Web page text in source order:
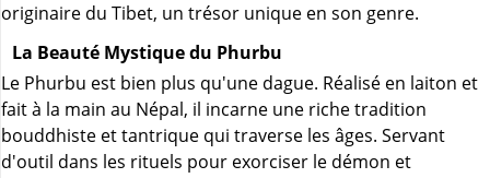
originaire du Tibet, un trésor unique en son genre.
La Beauté Mystique du Phurbu
Le Phurbu est bien plus qu'une dague. Réalisé en laiton et
fait à la main au Népal, il incarne une riche tradition
bouddhiste et tantrique qui traverse les âges. Servant
d'outil dans les rituels pour exorciser le démon et